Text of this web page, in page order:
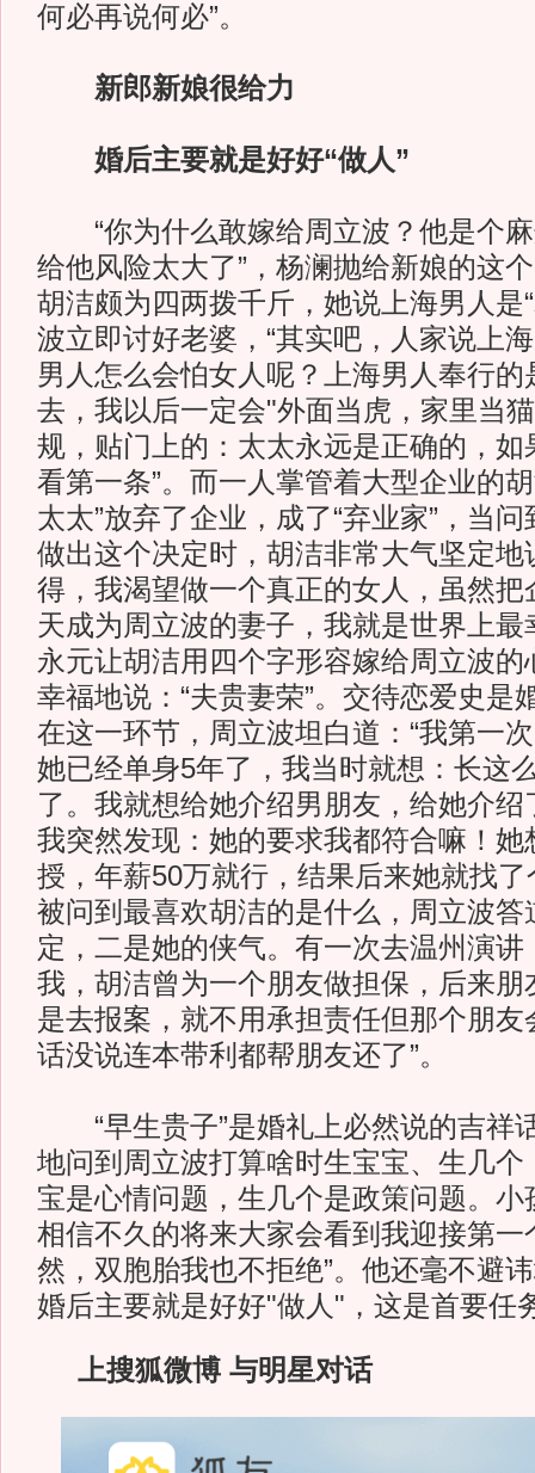
何必再说何必”。
新郎新娘很给力
婚后主要就是好好“做人”
“你为什么敢嫁给周立波？他是个麻
给他风险太大了”，杨澜抛给新娘的这
胡洁颇为四两拨千斤，她说上海男人是
波立即讨好老婆，“其实吧，人家说上
男人怎么会怕女人呢？上海男人奉行
去，我以后一定会"外面当虎，家里当
规，贴门上的：太太永远是正确的，如
看第一条”。而一人掌管着大型企业的
太太”放弃了企业，成了“弃业家”，当
做出这个决定时，胡洁非常大气坚定地
得，我渴望做一个真正的女人，虽然把
天成为周立波的妻子，我就是世界上最
永元让胡洁用四个字形容嫁给周立波的
幸福地说：“夫贵妻荣”。交待恋爱史是
在这一环节，周立波坦白道：“我第一
她已经单身5年了，我当时就想：长这
了。我就想给她介绍男朋友，给她介
我突然发现：她的要求我都符合嘛！她
授，年薪50万就行，结果后来她就找了
被问到最喜欢胡洁的是什么，周立波答
定，二是她的侠气。有一次去温州演讲
我，胡洁曾为一个朋友做担保，后来朋
是去报案，就不用承担责任但那个朋友
话没说连本带利都帮朋友还了”。
“早生贵子”是婚礼上必然说的吉祥
地问到周立波打算啥时生宝宝、生几个
宝是心情问题，生几个是政策问题。小
相信不久的将来大家会看到我迎接第一
然，双胞胎我也不拒绝”。他还毫不避
婚后主要就是好好"做人"，这是首要任
上搜狐微博 与明星对话